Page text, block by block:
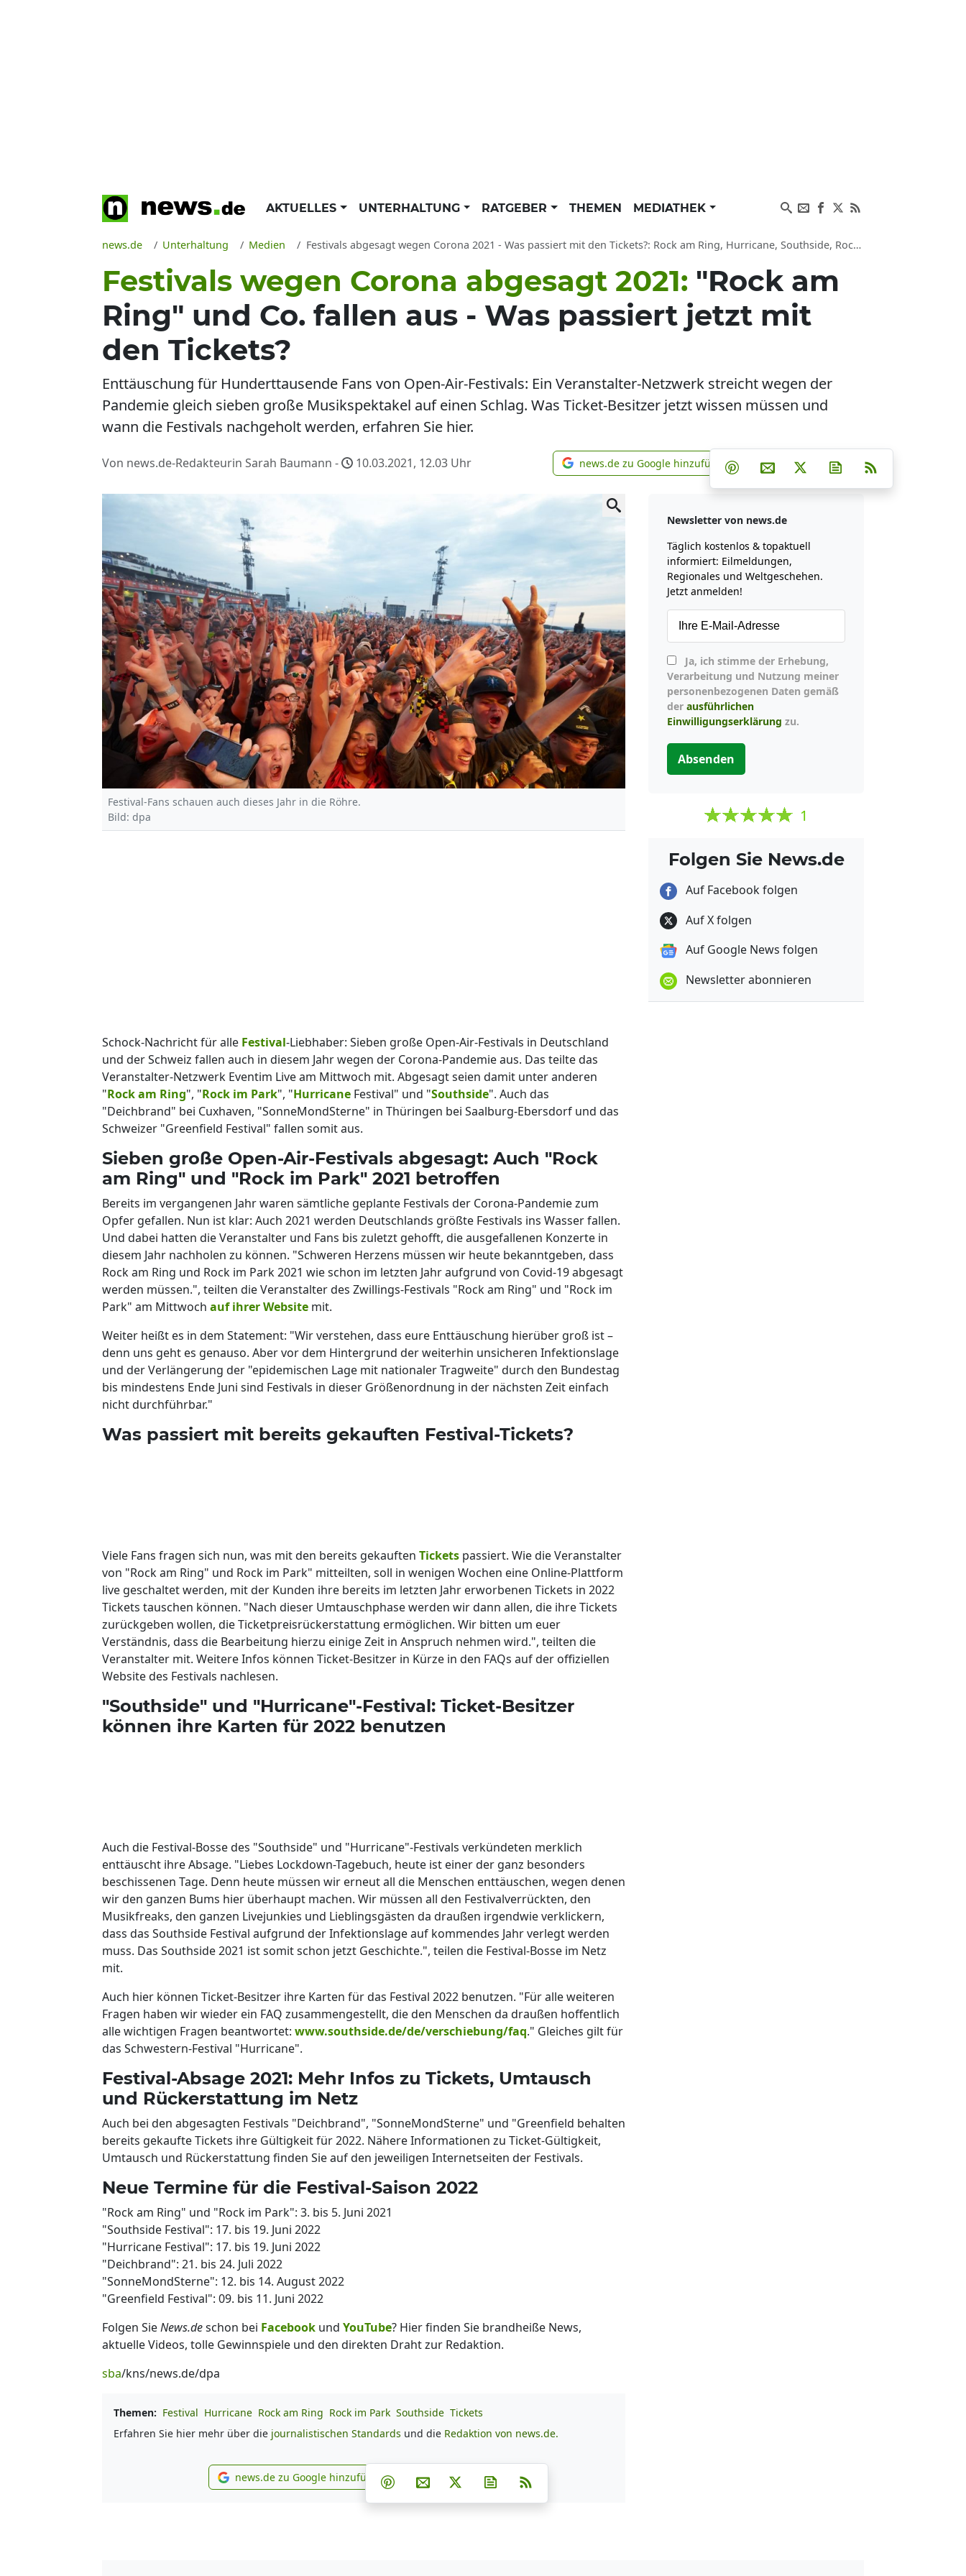
AKTUELLES UNTERHALTUNG RATGEBER THEMEN MEDIATHEK
news.de Unterhaltung Medien Festivals abgesagt wegen Corona 2021 - Was passiert mit den Tickets?: Rock am Ring, Hurricane, Southside, Rock im Park, SMS, Deichbrand
Festivals wegen Corona abgesagt 2021: "Rock am
Ring" und Co. fallen aus - Was passiert jetzt mit
den Tickets?
Enttäuschung für Hunderttausende Fans von Open-Air-Festivals: Ein Veranstalter-Netzwerk streicht wegen der
Pandemie gleich sieben große Musikspektakel auf einen Schlag. Was Ticket-Besitzer jetzt wissen müssen und
wann die Festivals nachgeholt werden, erfahren Sie hier.
Von news.de-Redakteurin Sarah Baumann - 10.03.2021, 12.03 Uhr news.de zu Google hinzufügen
news.de zu Google hinzufügen Teilen auf Facebook
Teilen auf Whatsapp
Teilen auf Telegram
Teilen auf Pinterest
Per E-Mail teilen
Post auf XNewsletter
Festival-Fans schauen auch dieses Jahr in die Röhre.
Bild: dpa
Schock-Nachricht für alle Festival-Liebhaber: Sieben große Open-Air-Festivals in Deutschland
und der Schweiz fallen auch in diesem Jahr wegen der Corona-Pandemie aus. Das teilte das
Veranstalter-Netzwerk Eventim Live am Mittwoch mit. Abgesagt seien damit unter anderen
"Rock am Ring", "Rock im Park", "Hurricane Festival" und "Southside". Auch das
"Deichbrand" bei Cuxhaven, "SonneMondSterne" in Thüringen bei Saalburg-Ebersdorf und das
Schweizer "Greenfield Festival" fallen somit aus.
Sieben große Open-Air-Festivals abgesagt: Auch "Rock
am Ring" und "Rock im Park" 2021 betroffen
Bereits im vergangenen Jahr waren sämtliche geplante Festivals der Corona-Pandemie zum
Opfer gefallen. Nun ist klar: Auch 2021 werden Deutschlands größte Festivals ins Wasser fallen.
Und dabei hatten die Veranstalter und Fans bis zuletzt gehofft, die ausgefallenen Konzerte in
diesem Jahr nachholen zu können. "Schweren Herzens müssen wir heute bekanntgeben, dass
Rock am Ring und Rock im Park 2021 wie schon im letzten Jahr aufgrund von Covid-19 abgesagt
werden müssen.", teilten die Veranstalter des Zwillings-Festivals "Rock am Ring" und "Rock im
Park" am Mittwoch auf ihrer Website mit.
Weiter heißt es in dem Statement: "Wir verstehen, dass eure Enttäuschung hierüber groß ist –
denn uns geht es genauso. Aber vor dem Hintergrund der weiterhin unsicheren Infektionslage
und der Verlängerung der "epidemischen Lage mit nationaler Tragweite" durch den Bundestag
bis mindestens Ende Juni sind Festivals in dieser Größenordnung in der nächsten Zeit einfach
nicht durchführbar."
Was passiert mit bereits gekauften Festival-Tickets?
Viele Fans fragen sich nun, was mit den bereits gekauften Tickets passiert. Wie die Veranstalter
von "Rock am Ring" und Rock im Park" mitteilten, soll in wenigen Wochen eine Online-Plattform
live geschaltet werden, mit der Kunden ihre bereits im letzten Jahr erworbenen Tickets in 2022
Tickets tauschen können. "Nach dieser Umtauschphase werden wir dann allen, die ihre Tickets
zurückgeben wollen, die Ticketpreisrückerstattung ermöglichen. Wir bitten um euer
Verständnis, dass die Bearbeitung hierzu einige Zeit in Anspruch nehmen wird.", teilten die
Veranstalter mit. Weitere Infos können Ticket-Besitzer in Kürze in den FAQs auf der offiziellen
Website des Festivals nachlesen.
"Southside" und "Hurricane"-Festival: Ticket-Besitzer
können ihre Karten für 2022 benutzen
Auch die Festival-Bosse des "Southside" und "Hurricane"-Festivals verkündeten merklich
enttäuscht ihre Absage. "Liebes Lockdown-Tagebuch, heute ist einer der ganz besonders
beschissenen Tage. Denn heute müssen wir erneut all die Menschen enttäuschen, wegen denen
wir den ganzen Bums hier überhaupt machen. Wir müssen all den Festivalverrückten, den
Musikfreaks, den ganzen Livejunkies und Lieblingsgästen da draußen irgendwie verklickern,
dass das Southside Festival aufgrund der Infektionslage auf kommendes Jahr verlegt werden
muss. Das Southside 2021 ist somit schon jetzt Geschichte.", teilen die Festival-Bosse im Netz
mit.
Auch hier können Ticket-Besitzer ihre Karten für das Festival 2022 benutzen. "Für alle weiteren
Fragen haben wir wieder ein FAQ zusammengestellt, die den Menschen da draußen hoffentlich
alle wichtigen Fragen beantwortet: www.southside.de/de/verschiebung/faq." Gleiches gilt für
das Schwestern-Festival "Hurricane".
Festival-Absage 2021: Mehr Infos zu Tickets, Umtausch
und Rückerstattung im Netz
Auch bei den abgesagten Festivals "Deichbrand", "SonneMondSterne" und "Greenfield behalten
bereits gekaufte Tickets ihre Gültigkeit für 2022. Nähere Informationen zu Ticket-Gültigkeit,
Umtausch und Rückerstattung finden Sie auf den jeweiligen Internetseiten der Festivals.
Neue Termine für die Festival-Saison 2022
"Rock am Ring" und "Rock im Park": 3. bis 5. Juni 2021
"Southside Festival": 17. bis 19. Juni 2022
"Hurricane Festival": 17. bis 19. Juni 2022
"Deichbrand": 21. bis 24. Juli 2022
"SonneMondSterne": 12. bis 14. August 2022
"Greenfield Festival": 09. bis 11. Juni 2022
Folgen SieNews.deschon bei Facebook und YouTube? Hier finden Sie brandheiße News,
aktuelle Videos, tolle Gewinnspiele und den direkten Draht zur Redaktion.
sba/kns/news.de/dpa
Themen: Festival Hurricane Rock am Ring Rock im Park Southside Tickets
Erfahren Sie hier mehr über die journalistischen Standards und die Redaktion von news.de.
news.de zu Google hinzufügen
news.de zu Google hinzufügen Teilen auf Facebook
Teilen auf Whatsapp
Teilen auf Telegram
Teilen auf Pinterest
Per E-Mail teilen
Post auf XNewsletter abonnieren
Newsletter von news.de
Täglich kostenlos & topaktuell
informiert: Eilmeldungen,
Regionales und Weltgeschehen.
Jetzt anmelden!
Verarbeitung und Nutzung meiner
personenbezogenen Daten gemäß
der ausführlichen
Einwilligungserklärung zu.
Absenden
1
Folgen Sie News.de
Auf Facebook folgen
Auf X folgen
Auf Google News folgen
Newsletter abonnieren